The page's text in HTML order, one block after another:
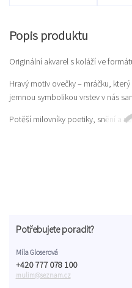
Popis produktu
Originální akvarel s koláží ve
Hravý motiv ovečky – mráčku,
jemnou symbolikou vrstev v nás
Potěší milovníky poetiky, snění a
Potřebujete poradit?
Míla Gloserová
+420 777 078 100
mulim@seznam.cz